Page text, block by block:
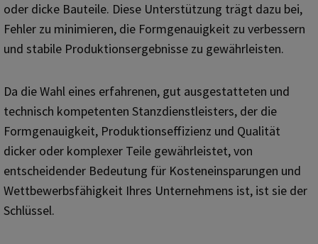
oder dicke Bauteile. Diese Unterstützung trägt dazu bei,
Fehler zu minimieren, die Formgenauigkeit zu verbessern
und stabile Produktionsergebnisse zu gewährleisten.
Da die Wahl eines erfahrenen, gut ausgestatteten und
technisch kompetenten Stanzdienstleisters, der die
Formgenauigkeit, Produktionseffizienz und Qualität
dicker oder komplexer Teile gewährleistet, von
entscheidender Bedeutung für Kosteneinsparungen und
Wettbewerbsfähigkeit Ihres Unternehmens ist, ist sie der
Schlüssel.